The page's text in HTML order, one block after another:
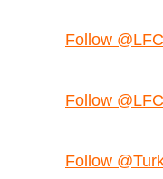
Follow
Follow
Follow